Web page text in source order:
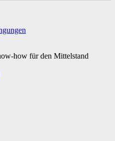
how für den Mittelstand